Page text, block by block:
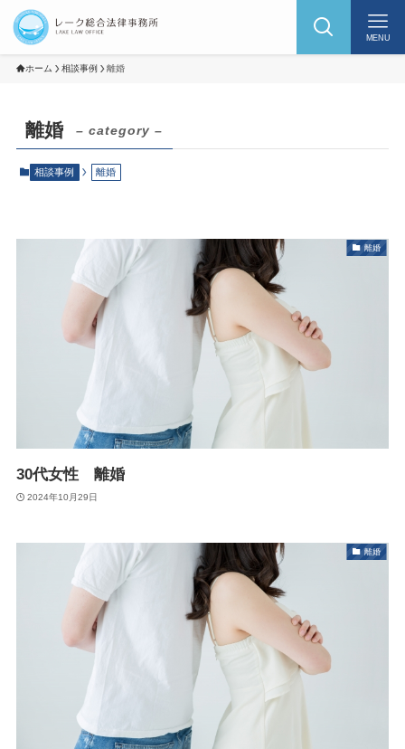
MENU
ホーム 相談事例 離婚
離婚 – category –
相談事例 離婚
離婚
30代女性 離婚
2024年10月29日
離婚